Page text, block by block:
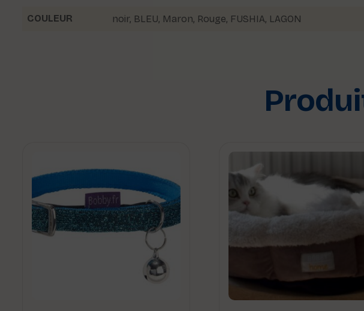
COULEUR noir, BLEU, Maron, Rouge, FUSHIA, LAGON